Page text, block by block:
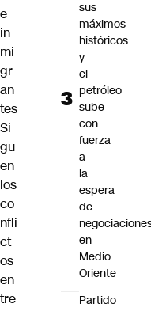
e
in
mi
gr
an
tes
Si
gu
en
los
co
nfli
ct
os
en
tre
sus
máximos
históricos
y
el
petróleo
sube
con
fuerza
a
la
espera
de
en
Medio
Oriente
Partido